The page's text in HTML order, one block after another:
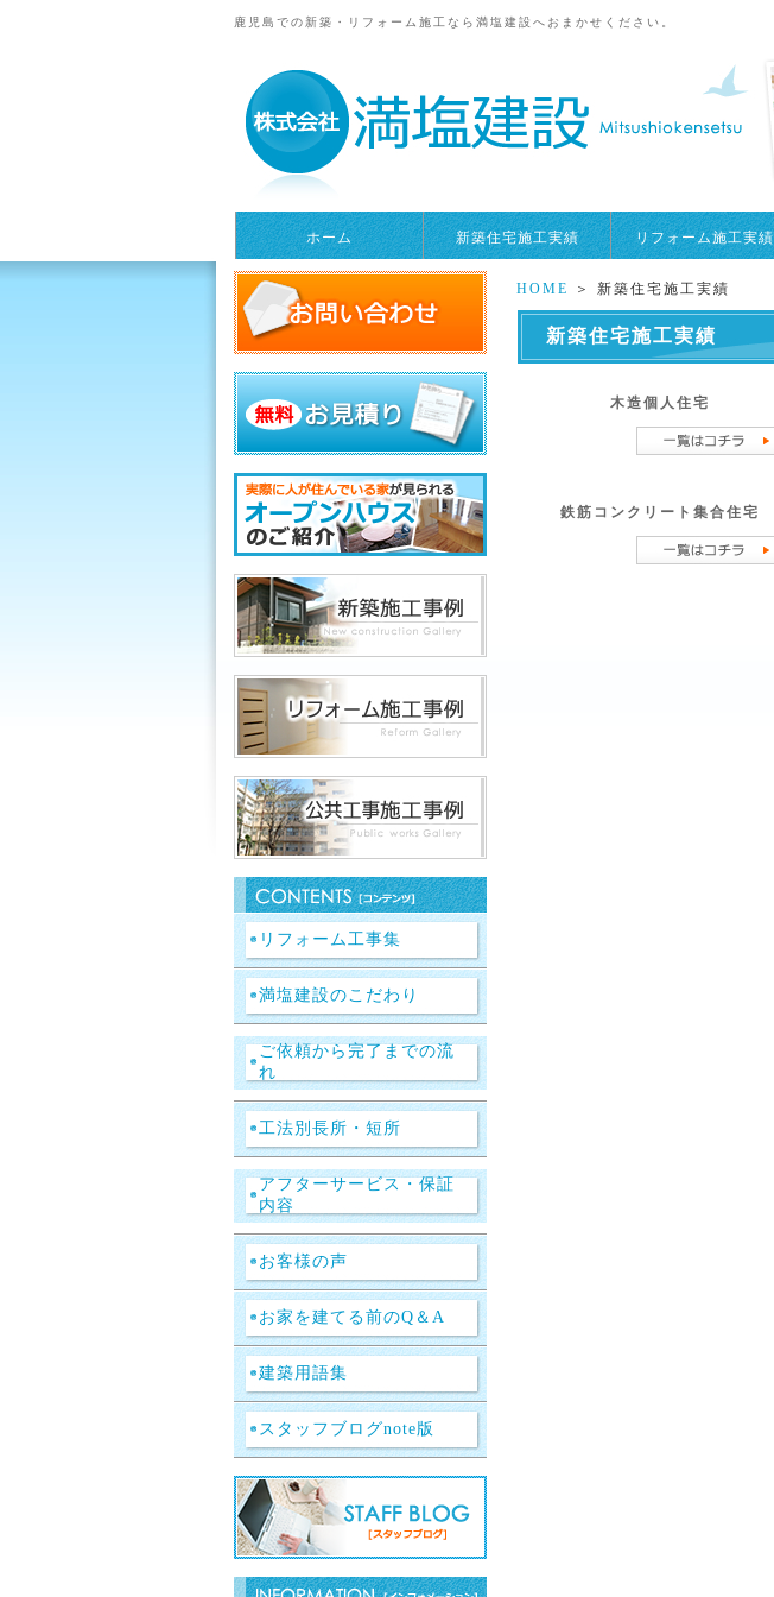
鹿児島での新築・リフォーム施工なら満塩建設へおまかせください。
ホーム 新築住宅施工実績 リフォーム施工実績
HOME ＞ 新築住宅施工実績
新築住宅施工実績
木造個人住宅
鉄筋コンクリート集合住宅
リフォーム工事集
満塩建設のこだわり
ご依頼から完了までの流
れ
工法別長所・短所
アフターサービス・保証
内容
お客様の声
お家を建てる前のQ＆A
建築用語集
スタッフブログnote版